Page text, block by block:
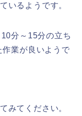
いるようです。
分～15分の立ち
業が良いようで
みてください。